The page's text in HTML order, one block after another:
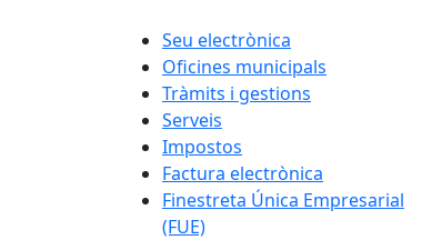
Seu electrònica
Oficines municipals
Tràmits i gestions
Serveis
Impostos
Factura electrònica
Finestreta Única Empresarial
(FUE)